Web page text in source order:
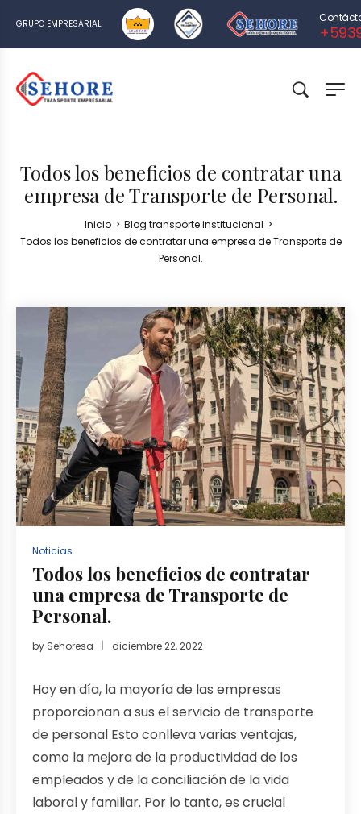
GRUPO EMPRESARIAL
Todos los beneficios de contratar una
empresa de Transporte de Personal.
Inicio > Blog transporte institucional >
Todos los beneficios de contratar una empresa de Transporte de
Personal.
Noticias
Todos los beneficios de contratar
una empresa de Transporte de
Personal.
by Sehoresa diciembre 22, 2022
Hoy en día, la mayoría de las empresas
proporcionan a sus el servicio de transporte
de personal Esto conlleva varias ventajas,
como la mejora de la productividad de los
empleados y de la conciliación de la vida
laboral y familiar. Por lo tanto, es crucial